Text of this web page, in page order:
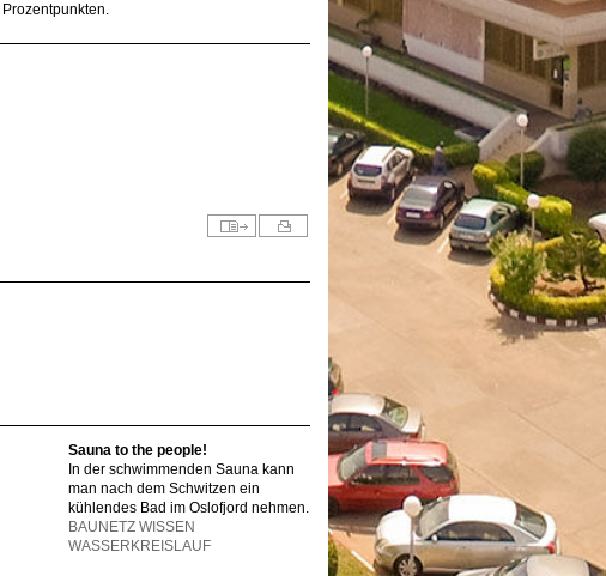
Sauna to the people!
In der schwimmenden Sauna kann
man nach dem Schwitzen ein
kühlendes Bad im Oslofjord nehmen.
BAUNETZ WISSEN
WASSERKREISLAUF